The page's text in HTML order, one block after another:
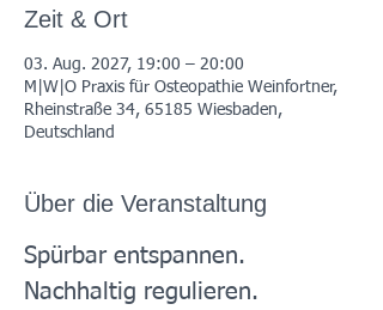
Zeit & Ort
03. Aug. 2027, 19:00 – 20:00
M|W|O Praxis für Osteopathie Weinfortner,
Rheinstraße 34, 65185 Wiesbaden,
Deutschland
Über die Veranstaltung
Spürbar entspannen.
Nachhaltig regulieren.